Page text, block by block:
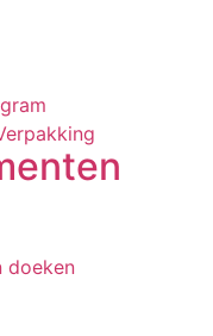
doeken